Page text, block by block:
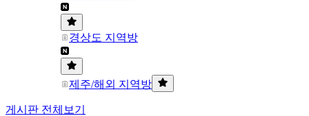
경상도 지역방
제주/해외 지역방
게시판 전체보기